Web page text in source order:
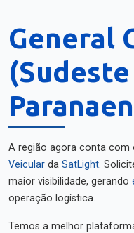
General
(Sudeste
A região agora conta com
Veicular da SatLight.
maior visibilidade, gerando
operação logística.
Temos a melhor